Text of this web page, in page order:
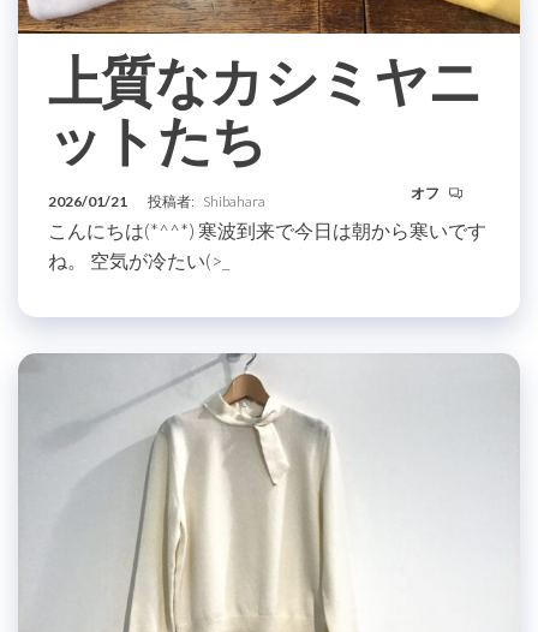
上質なカシミヤニ
ットたち
2026/01/21 投稿者: Shibahara オフ
こんにちは(*^^*) 寒波到来で今日は朝から寒いです
ね。 空気が冷たい(>_